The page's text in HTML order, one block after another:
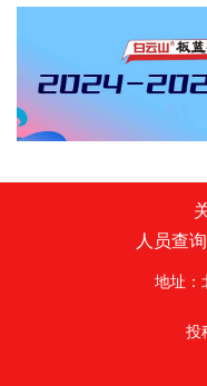
类抢
人员查
地址：
投